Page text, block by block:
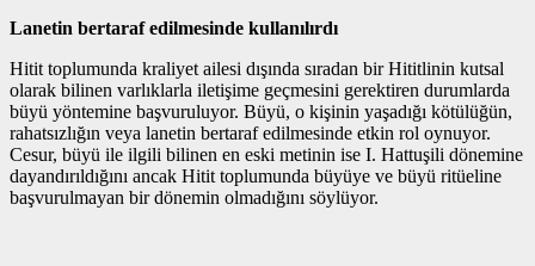
Lanetin bertaraf edilmesinde kullanılırdı
Hitit toplumunda kraliyet ailesi dışında sıradan bir Hititlinin kutsal
olarak bilinen varlıklarla iletişime geçmesini gerektiren durumlarda
büyü yöntemine başvuruluyor. Büyü, o kişinin yaşadığı kötülüğün,
rahatsızlığın veya lanetin bertaraf edilmesinde etkin rol oynuyor.
Cesur, büyü ile ilgili bilinen en eski metinin ise I. Hattuşili dönemine
dayandırıldığını ancak Hitit toplumunda büyüye ve büyü ritüeline
başvurulmayan bir dönemin olmadığını söylüyor.